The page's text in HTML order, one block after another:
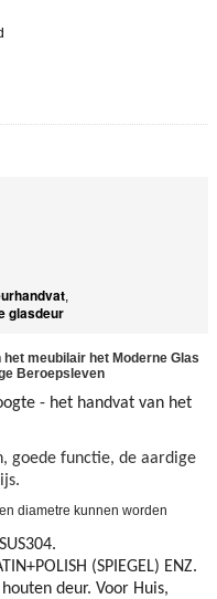
,
glasdeur
meubilair het Moderne Glas
Beroepsleven
- het handvat van het
goede functie, de aardige
diametre kunnen worden
(SPIEGEL) ENZ.
deur. Voor Huis,